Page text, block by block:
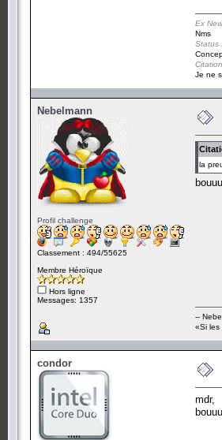
Ex
Nms
Status
Je ne
Nebelmann
Profil challenge
Classement : 494/55625
Membre Héroïque
Hors ligne
Messages: 1357
la
--
«Si les
condor
mdr,